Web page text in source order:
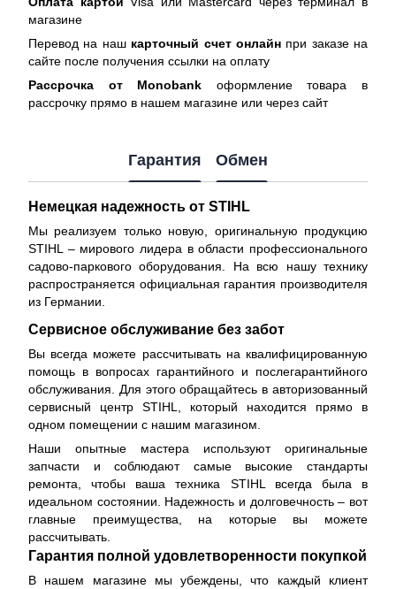
магазине
Перевод на наш карточный счет онлайнпри заказе на
сайте после получения ссылки на оплату
Рассрочка от Monobank оформление товара в
рассрочку прямо в нашем магазине или через сайт
Гарантия Обмен
Немецкая надежность от STIHL
Мы реализуем только новую, оригинальную продукцию
STIHL – мирового лидера в области профессионального
садово-паркового оборудования. На всю нашу технику
распространяется официальная гарантия производителя
из Германии.
Сервисное обслуживание без забот
Вы всегда можете рассчитывать на квалифицированную
помощь в вопросах гарантийного и послегарантийного
обслуживания. Для этого обращайтесь в авторизованный
сервисный центр STIHL, который находится прямо в
одном помещении с нашим магазином.
Наши опытные мастера используют оригинальные
запчасти и соблюдают самые высокие стандарты
ремонта, чтобы ваша техника STIHL всегда была в
идеальном состоянии. Надежность и долговечность – вот
главные преимущества, на которые вы можете
рассчитывать.
Гарантия полной удовлетворенности покупкой
В нашем магазине мы убеждены, что каждый клиент